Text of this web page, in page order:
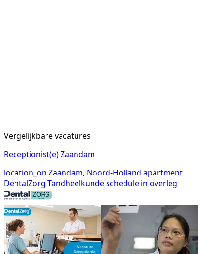
Vergelijkbare vacatures
Receptionist(e) Zaandam
location_on Zaandam, Noord-Holland apartment
DentalZorg Tandheelkundeschedule in overleg